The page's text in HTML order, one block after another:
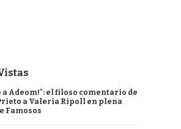
a Adeom!": el filoso comentario de
a Valeria Ripoll en plena
Famosos